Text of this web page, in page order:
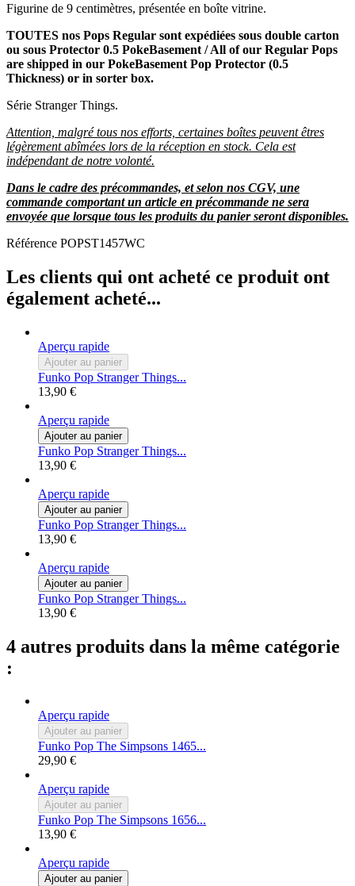
Figurine de 9 centimètres, présentée en boîte vitrine.
TOUTES nos Pops Regular sont expédiées sous double carton
ou sous Protector 0.5 PokeBasement / All of our Regular Pops
are shipped in our PokeBasement Pop Protector (0.5
Thickness) or in sorter box.
Série Stranger Things.
Attention, malgré tous nos efforts, certaines boîtes peuvent êtres
légèrement abîmées lors de la réception en stock. Cela est
indépendant de notre volonté.
Dans le cadre des précommandes, et selon nos CGV, une
commande comportant un article en précommande ne sera
envoyée que lorsque tous les produits du panier seront disponibles.
Référence POPST1457WC
Les clients qui ont acheté ce produit ont
également acheté...
Aperçu rapide
Ajouter au panier
Funko Pop Stranger Things...
13,90 €
Aperçu rapide
Ajouter au panier
Funko Pop Stranger Things...
13,90 €
Aperçu rapide
Ajouter au panier
Funko Pop Stranger Things...
13,90 €
Aperçu rapide
Ajouter au panier
Funko Pop Stranger Things...
13,90 €
4 autres produits dans la même catégorie
:
Aperçu rapide
Ajouter au panier
Funko Pop The Simpsons 1465...
29,90 €
Aperçu rapide
Ajouter au panier
Funko Pop The Simpsons 1656...
13,90 €
Aperçu rapide
Ajouter au panier